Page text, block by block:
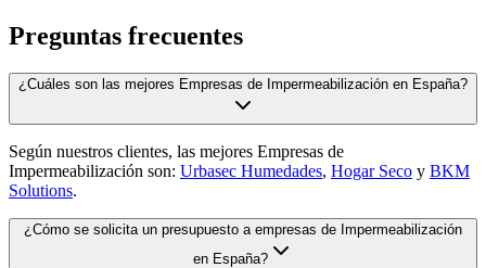
Preguntas frecuentes
¿Cuáles son las mejores Empresas de Impermeabilización en España?
Según nuestros clientes, las mejores Empresas de
Impermeabilización son: Urbasec Humedades, Hogar Seco y BKM
Solutions.
¿Cómo se solicita un presupuesto a empresas de Impermeabilización
en España?